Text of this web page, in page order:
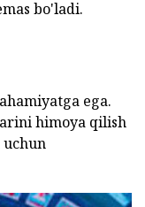
bo'ladi.
ega.
himoya qilish